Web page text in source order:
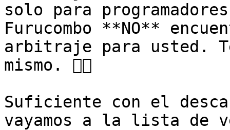
solo para
Furucombo **NO**
arbitraje para usted.
mismo. ✊🏻
Suficiente con el
vayamos a la lista de